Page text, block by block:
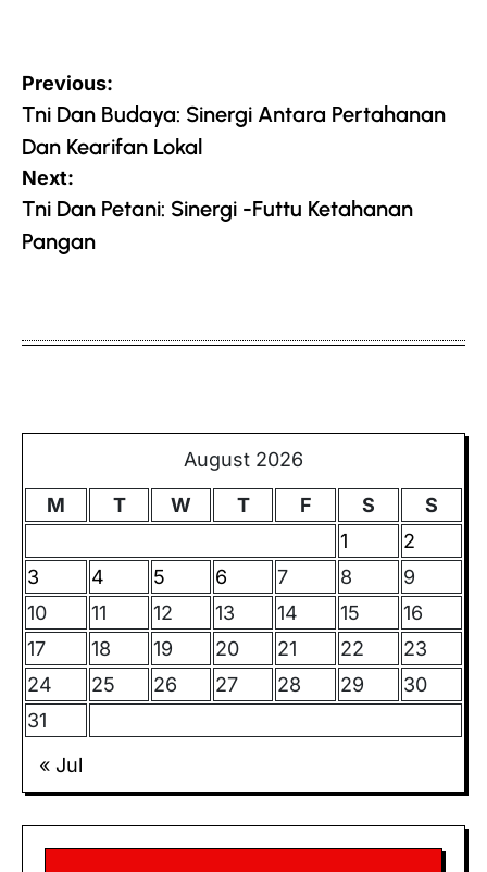
Post
navigation
Previous:
Tni Dan Budaya: Sinergi Antara Pertahanan
Dan Kearifan Lokal
Next:
Tni Dan Petani: Sinergi -Futtu Ketahanan
Pangan
August 2026
M
T W T F S
S
1
2
3
4 5 6 7 8
9
10
11 12 13 14 15
16
17
18 19 20 21 22
23
24
25 26 27 28 29
30
31
« Jul